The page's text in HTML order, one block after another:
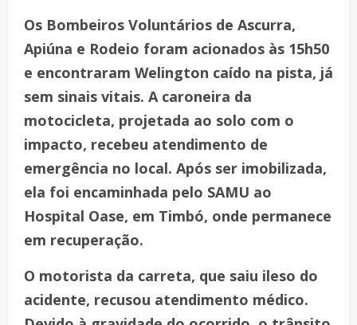
Os Bombeiros Voluntários de Ascurra,
Apiúna e Rodeio foram acionados às 15h50
e encontraram Welington caído na pista, já
sem sinais vitais. A caroneira da
motocicleta, projetada ao solo com o
impacto, recebeu atendimento de
emergência no local. Após ser imobilizada,
ela foi encaminhada pelo SAMU ao
Hospital Oase, em Timbó, onde permanece
em recuperação.
O motorista da carreta, que saiu ileso do
acidente, recusou atendimento médico.